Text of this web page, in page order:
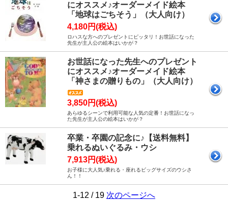
にオススメ♪オーダーメイド絵本
「地球はごちそう」（大人向け）
4,180円(税込)
ロハスな方へのプレゼントにピッタリ！お世話になった
先生が主人公の絵本はいかが？
お世話になった先生へのプレゼント
にオススメ♪オーダーメイド絵本
「神さまの贈りもの」（大人向け）
3,850円(税込)
あらゆるシーンで利用可能な人気の定番！お世話になっ
た先生が主人公の絵本はいかが？
卒業・卒園の記念に♪【送料無料】
乗れるぬいぐるみ・ウシ
7,913円(税込)
お子様に大人気♪乗れる・座れるビッグサイズのウシさ
ん！！
1-12 / 19 次のページへ